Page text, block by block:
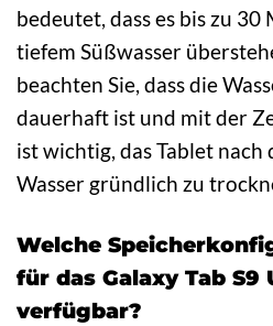
bedeutet, dass es bis zu
tiefem Süßwasser
beachten Sie, dass die
dauerhaft ist und mit der
ist wichtig, das Tablet
Wasser gründlich zu
Welche
für das Galaxy Tab S9
verfügbar?